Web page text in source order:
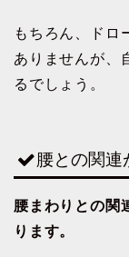
もちろん、ドロ
ありませんが、
るでしょう。
腰との関連
腰まわりとの関
ります。